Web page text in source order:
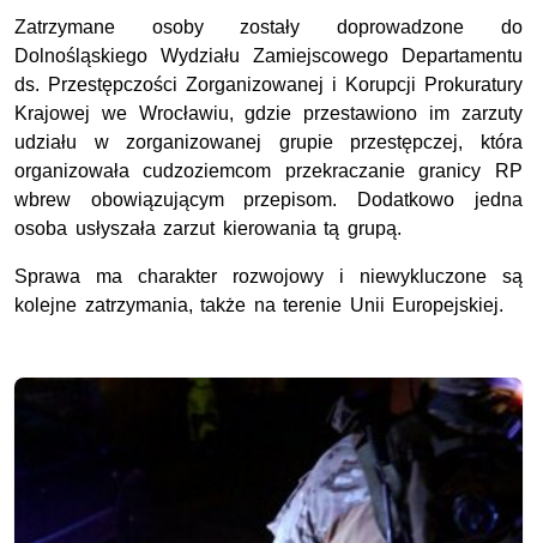
Zatrzymane osoby zostały doprowadzone do
Dolnośląskiego Wydziału Zamiejscowego Departamentu
ds. Przestępczości Zorganizowanej i Korupcji Prokuratury
Krajowej we Wrocławiu, gdzie przestawiono im zarzuty
udziału w zorganizowanej grupie przestępczej, która
organizowała cudzoziemcom przekraczanie granicy RP
wbrew obowiązującym przepisom. Dodatkowo jedna
osoba usłyszała zarzut kierowania tą grupą.
Sprawa ma charakter rozwojowy i niewykluczone są
kolejne zatrzymania, także na terenie Unii Europejskiej.